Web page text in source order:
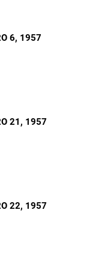
6, 1957
21 , 1957
22, 1957